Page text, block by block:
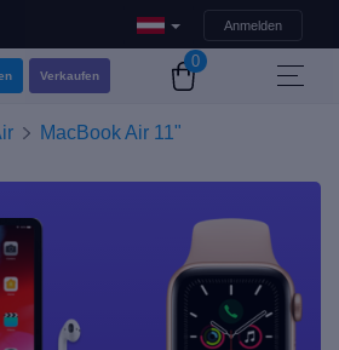
Anmelden
Verkaufen
0
MacBook Air 11"